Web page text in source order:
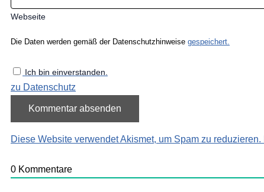
Webseite
Die Daten werden gemäß der Datenschutzhinweise gespeichert.
Ich bin einverstanden.
zu Datenschutz
Diese Website verwendet Akismet, um Spam zu reduzieren.
0 Kommentare